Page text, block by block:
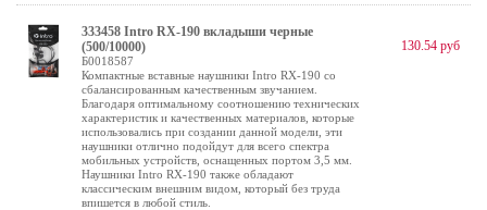
333458 Intro RX-190 вкладыши черные
(500/10000)
Б0018587
Компактные вставные наушники Intro RX-190 со
сбалансированным качественным звучанием.
Благодаря оптимальному соотношению технических
характеристик и качественных материалов, которые
использовались при создании данной модели, эти
наушники отлично подойдут для всего спектра
мобильных устройств, оснащенных портом 3,5 мм.
Наушники Intro RX-190 также обладают
классическим внешним видом, который без труда
впишется в любой стиль.
130.54 руб